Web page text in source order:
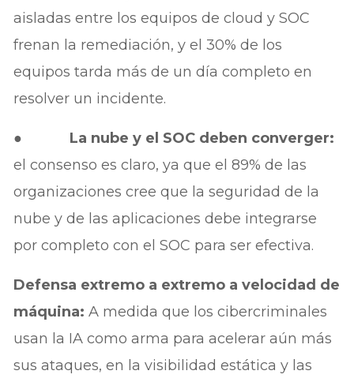
aisladas entre los equipos de cloud y SOC
frenan la remediación, y el 30% de los
equipos tarda más de un día completo en
resolver un incidente.
●
La nube y el SOC deben converger:
el consenso es claro, ya que el 89% de las
organizaciones cree que la seguridad de la
nube y de las aplicaciones debe integrarse
por completo con el SOC para ser efectiva.
Defensa extremo a extremo a velocidad de
máquina: A medida que los cibercriminales
usan la IA como arma para acelerar aún más
sus ataques, en la visibilidad estática y las